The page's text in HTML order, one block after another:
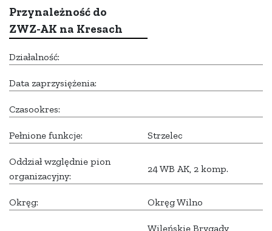
Przynależność do
ZWZ-AK na Kresach
Działalność:
Data zaprzysiężenia:
Czasookres:
Pełnione funkcje: Strzelec
Oddział względnie pion
organizacyjny:
24 WB AK, 2 komp.
Okręg: Okręg Wilno
Wileńskie Brygady